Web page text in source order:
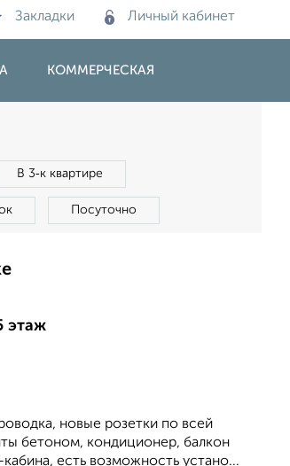
Закладки Личный кабинет
КОММЕРЧЕСКАЯ
В 3‑к квартире
Посуточно
этаж
новые розетки по всей
бетоном, кондиционер, балкон
есть возможность устано...